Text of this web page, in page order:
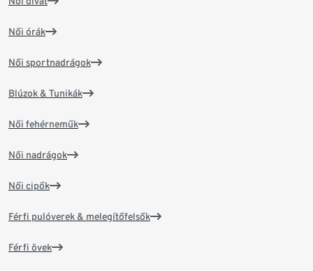
Női órák
Női sportnadrágok
Blúzok & Tunikák
Női fehérneműk
Női nadrágok
Női cipők
Férfi pulóverek & melegítőfelsők
Férfi övek